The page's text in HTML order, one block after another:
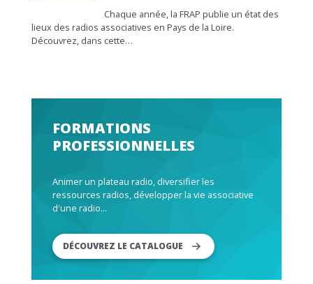
Chaque année, la FRAP publie un état des
lieux des radios associatives en Pays de la Loire.
Découvrez, dans cette…
FORMATIONS
PROFESSIONNELLES
Animer un plateau radio, diversifier les
ressources radios, développer la vie associative
d'une radio...
DÉCOUVREZ LE CATALOGUE